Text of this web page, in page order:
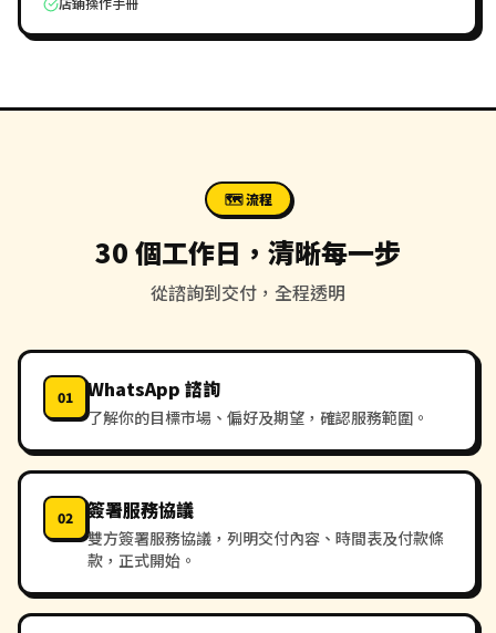
🗺️ 流程
30 個工作日，清晰每一步
從諮詢到交付，全程透明
01 WhatsApp 諮詢
了解你的目標市場、偏好及期望，確認服務範圍。
02 簽署服務協議
雙方簽署服務協議，列明交付內容、時間表及付款條
款，正式開始。